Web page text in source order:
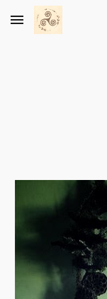
Skip to main content